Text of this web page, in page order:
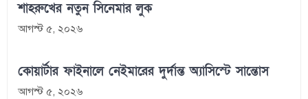
শাহরুখের নতুন সিনেমার লুক
আগস্ট ৫, ২০২৬
কোয়ার্টার ফাইনালে নেইমারের দুর্দান্ত অ্যাসিস্টে সান্তোস
আগস্ট ৫, ২০২৬